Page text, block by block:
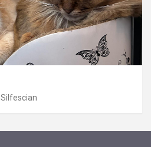
Silfescian